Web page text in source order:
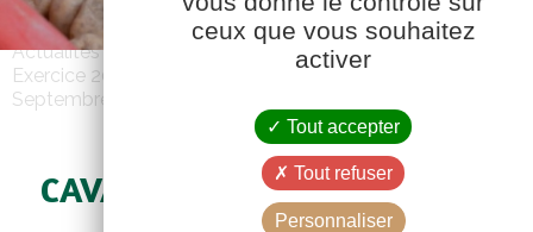
Actualités
Exercice 2020-2021
Septembre 2020
CAVAC INFOS 538 –
ceux que vous souhaitez
activer
Tout accepter
Tout refuser
Personnaliser